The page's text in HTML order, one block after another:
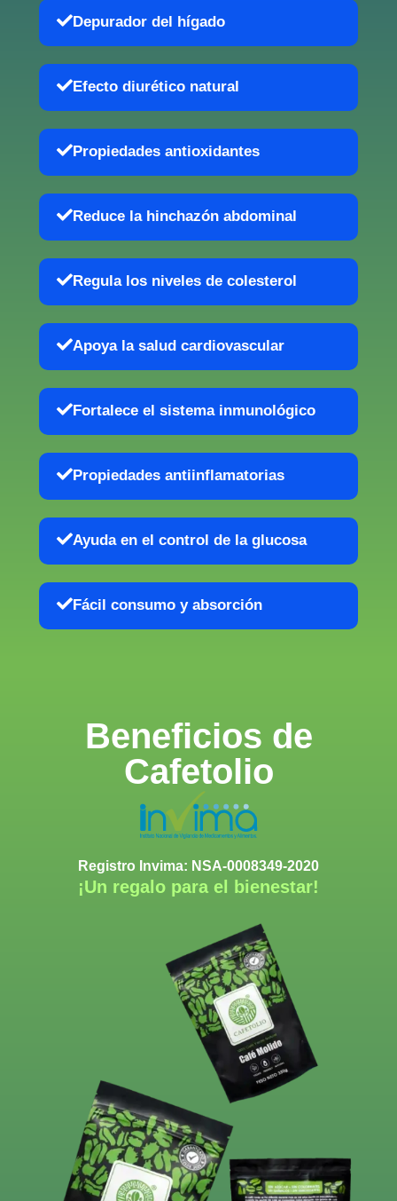
Depurador del hígado
Efecto diurético natural
Propiedades antioxidantes
Reduce la hinchazón abdominal
Regula los niveles de colesterol
Apoya la salud cardiovascular
Fortalece el sistema inmunológico
Propiedades antiinflamatorias
Ayuda en el control de la glucosa
Fácil consumo y absorción
Beneficios de
Cafetolio
Registro Invima: NSA-0008349-2020
¡Un regalo para el bienestar!